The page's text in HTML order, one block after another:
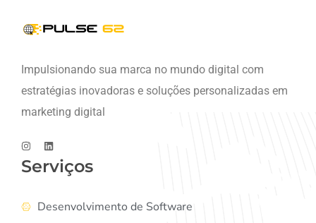
Impulsionando sua marca no mundo digital com
estratégias inovadoras e soluções personalizadas em
marketing digital
Serviços
Desenvolvimento de Software